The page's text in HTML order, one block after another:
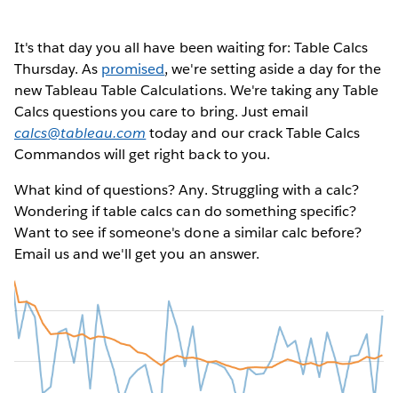
It's that day you all have been waiting for: Table Calcs
Thursday. As promised, we're setting aside a day for the
new Tableau Table Calculations. We're taking any Table
Calcs questions you care to bring. Just email
calcs@tableau.com today and our crack Table Calcs
Commandos will get right back to you.
What kind of questions? Any. Struggling with a calc?
Wondering if table calcs can do something specific?
Want to see if someone's done a similar calc before?
Email us and we'll get you an answer.